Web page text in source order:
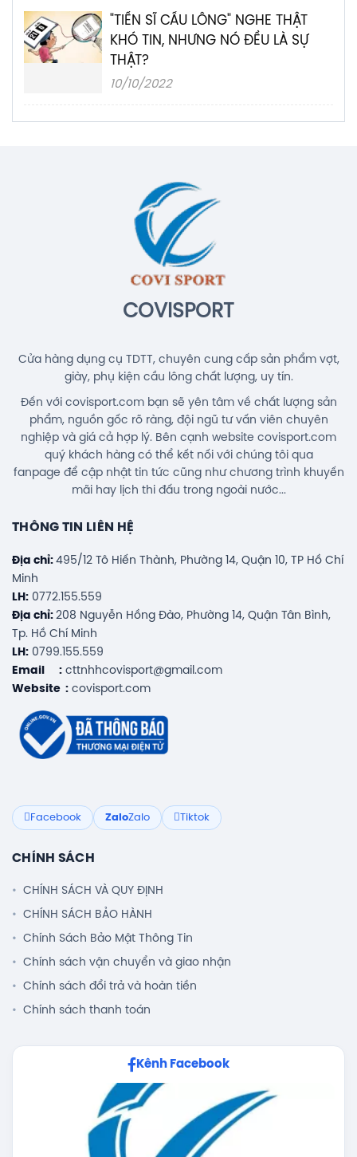
"TIẾN SĨ CẦU LÔNG" NGHE THẬT
KHÓ TIN, NHƯNG NÓ ĐỀU LÀ SỰ
THẬT?
10/10/2022
COVISPORT
Cửa hàng dụng cụ TDTT, chuyên cung cấp sản phẩm vợt,
giày, phụ kiện cầu lông chất lượng, uy tín.
Đến với covisport.com bạn sẽ yên tâm về chất lượng sản
phẩm, nguồn gốc rõ ràng, đội ngũ tư vấn viên chuyên
nghiệp và giá cả hợp lý. Bên cạnh website covisport.com
quý khách hàng có thể kết nối với chúng tôi qua
fanpage để cập nhật tin tức cũng như chương trình khuyến
mãi hay lịch thi đấu trong ngoài nước...
THÔNG TIN LIÊN HỆ
Địa chỉ: 495/12 Tô Hiến Thành, Phường 14, Quận 10, TP Hồ Chí
Minh
LH: 0772.155.559
Địa chỉ: 208 Nguyễn Hồng Đào, Phường 14, Quận Tân Bình,
Tp. Hồ Chí Minh
LH: 0799.155.559
Email : cttnhhcovisport@gmail.com
Website : covisport.com
Facebook ZaloZalo Tiktok
CHÍNH SÁCH
CHÍNH SÁCH VÀ QUY ĐỊNH
CHÍNH SÁCH BẢO HÀNH
Chính Sách Bảo Mật Thông Tin
Chính sách vận chuyển và giao nhận
Chính sách đổi trả và hoàn tiền
Chính sách thanh toán
Kênh Facebook